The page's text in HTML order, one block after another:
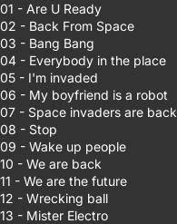
01 - Are U Ready
02 - Back From Space
03 - Bang Bang
04 - Everybody in the place
05 - I'm invaded
06 - My boyfriend is a robot
07 - Space invaders are back
08 - Stop
09 - Wake up people
10 - We are back
11 - We are the future
12 - Wrecking ball
13 - Mister Electro